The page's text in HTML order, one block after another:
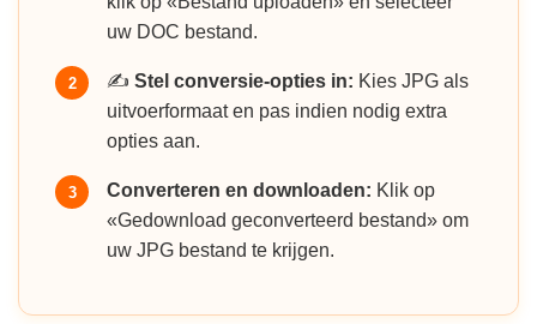
uw DOC bestand.
2 ✍️ Stel conversie-opties in: Kies JPG als
uitvoerformaat en pas indien nodig extra
opties aan.
3 Converteren en downloaden: Klik op
«Gedownload geconverteerd bestand» om
uw JPG bestand te krijgen.